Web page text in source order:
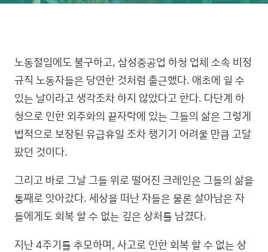
노동절임에도 불구하고, 삼성중공업 하청 업체 소속 비정
규직 노동자들은 당연한 것처럼 출근했다. 애초에 쉴 수
있는 날이라고 생각조차 하지 않았다고 한다. 다단계 하
청으로 인한 외주화의 끝자락에 있는 그들의 삶은 그렇게
법적으로 보장된 유급휴일 조차 챙기기 어려울 만큼 고달
팠던 것이다.
그리고 바로 그날 그들 위로 떨어진 크레인은 그들의 삶을
통째로 앗아갔다. 세상을 떠난 자들은 물론 살아남은 자
들에게도 회복 할 수 없는 깊은 상처를 남겼다.
지난 4주기를 추모하며, 사고로 인한 회복 할 수 없는 상